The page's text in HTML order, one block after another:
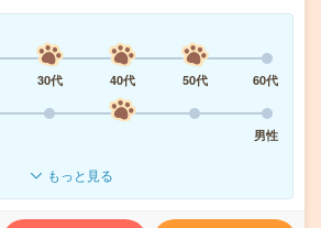
30代 40代 50代
60代
男性
もっと見る